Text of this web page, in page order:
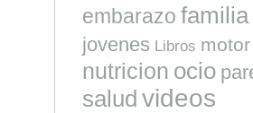
embarazo familia
jovenes Libros motor
nutricion ocio
salud videos